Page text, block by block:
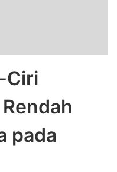
Ciri
pada